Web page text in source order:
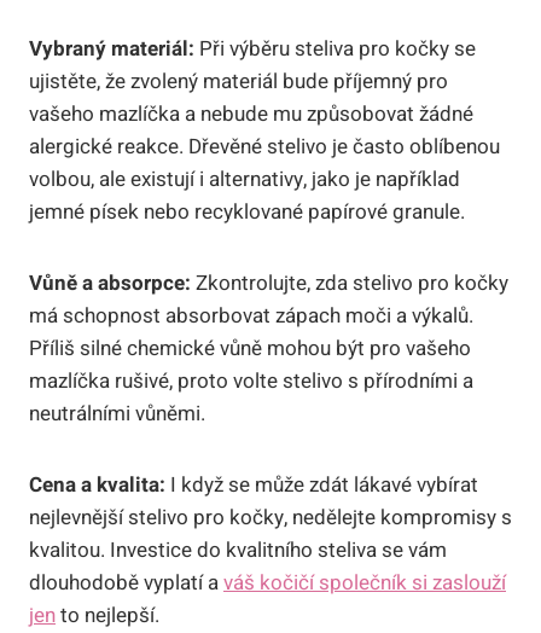
Vybraný materiál: Při výběru steliva pro kočky se
ujistěte, že zvolený materiál bude příjemný pro
vašeho mazlíčka a nebude mu způsobovat žádné
alergické reakce. Dřevěné stelivo je často oblíbenou
volbou, ale existují i alternativy, jako je například
jemné písek nebo recyklované papírové granule.
Vůně a absorpce: Zkontrolujte, zda stelivo pro kočky
má schopnost absorbovat zápach moči a výkalů.
Příliš silné chemické vůně mohou být pro vašeho
mazlíčka rušivé, proto volte stelivo s přírodními a
neutrálními vůněmi.
Cena a kvalita: I když se může zdát lákavé vybírat
nejlevnější stelivo pro kočky, nedělejte kompromisy s
kvalitou. Investice do kvalitního steliva se vám
dlouhodobě vyplatí aváš kočičí společník si zaslouží
jento nejlepší.